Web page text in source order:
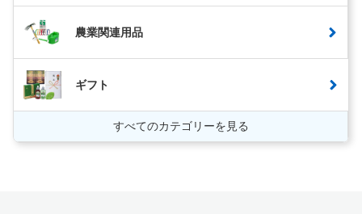
農業関連用品
ギフト
すべてのカテゴリーを見る